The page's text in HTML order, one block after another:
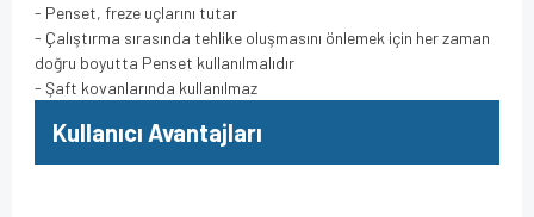
- Penset, freze uçlarını tutar
- Çalıştırma sırasında tehlike oluşmasını önlemek için her zaman
doğru boyutta Penset kullanılmalıdır
- Şaft kovanlarında kullanılmaz
Kullanıcı Avantajları